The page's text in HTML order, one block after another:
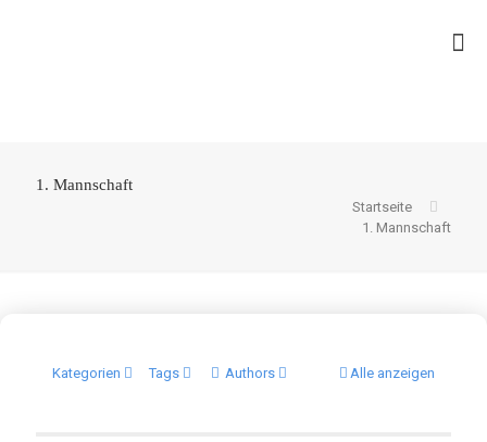
1. Mannschaft
Startseite
1. Mannschaft
Kategorien Tags Authors Alle anzeigen